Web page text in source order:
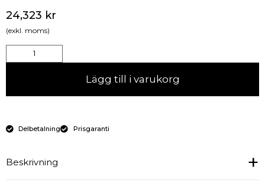
24,323 kr
(exkl. moms)
Lägg till i varukorg
Delbetalning Prisgaranti
Beskrivning